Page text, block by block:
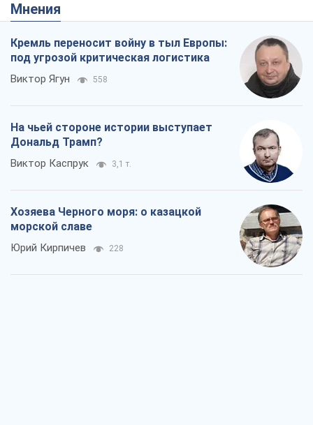
Мнения
Кремль переносит войну в тыл Европы:
под угрозой критическая логистика
Виктор Ягун 558
На чьей стороне истории выступает
Дональд Трамп?
Виктор Каспрук 3,1 т.
Хозяева Черного моря: о казацкой
морской славе
Юрий Кирпичев 228